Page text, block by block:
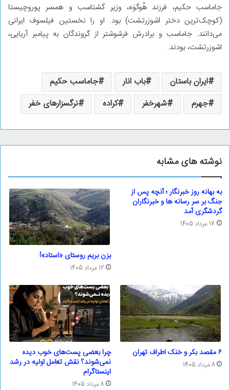
جاماسب حکیم، فرزند هُوگوَه، وزیر گشتاسب و همسر پوروچیستا
(کوچک‌ترین دختر اشوزرتشت) بود. او را نخستین فیلسوف ایرانی
می‌دانند. جاماسب و برادرش فرشوشتر از گروندگان به پیامبر آریایی،
اشوزرتشت، بودند.
ایران باستان باب انار
جاماسب حکیم
جهرم
شهرخفر کراده نرگسزارهای خفر
نوشته های مشابه
به بهانه روز خبرنگار ؛ آنچه پس از
جنگ بر سر رسانه ها و خبرنگاران
گردشگری آمد
17 مرداد 1405
بزن بریم روستای «استاد»!
12 مرداد 1405
۶ مقصد بکر و خنک اطراف تهران
8 مرداد 1405
چرا بعضی پست‌های خوب دیده
نمی‌شوند؟ نقش تعامل اولیه در رشد
اینستاگرام
8 مرداد 1405